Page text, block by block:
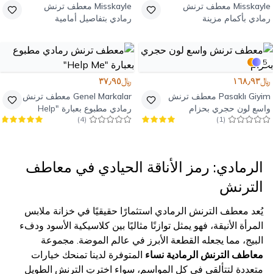
Misskayle معطف ترنش
رمادي بأكمام مزينة
Misskayle معطف ترنش
رمادي بتفاصيل أمامية
5
﷼١٦٨٫٩٣
Pasaklı Giyim معطف ترنش
واسع لون حجري بحزام
(
1
)
﷼٣٧٫٩٥
Genel Markalar معطف ترنش
رمادي مطبوع بعبارة "Help
Me"
(
4
)
الرمادي: رمز الأناقة الحيادي في معاطف
الترنش
يُعد معطف الترنش الرمادي استثمارًا حقيقيًا في خزانة ملابس
المرأة الأنيقة، فهو يمثل توازنًا مثاليًا بين كلاسيكية الأسود ودفء
البيج، مما يجعله القطعة الأبرز في عالم الموضة. مجموعة
معاطف الترنش الرمادية نساء المتوفرة لدينا تمنحك خيارات
متعددة لتتألقي في كل المواسم، سواء اخترتِ الترنش الطويل